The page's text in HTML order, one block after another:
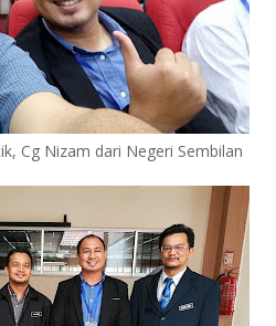
Cg Nizam dari Negeri Sembilan